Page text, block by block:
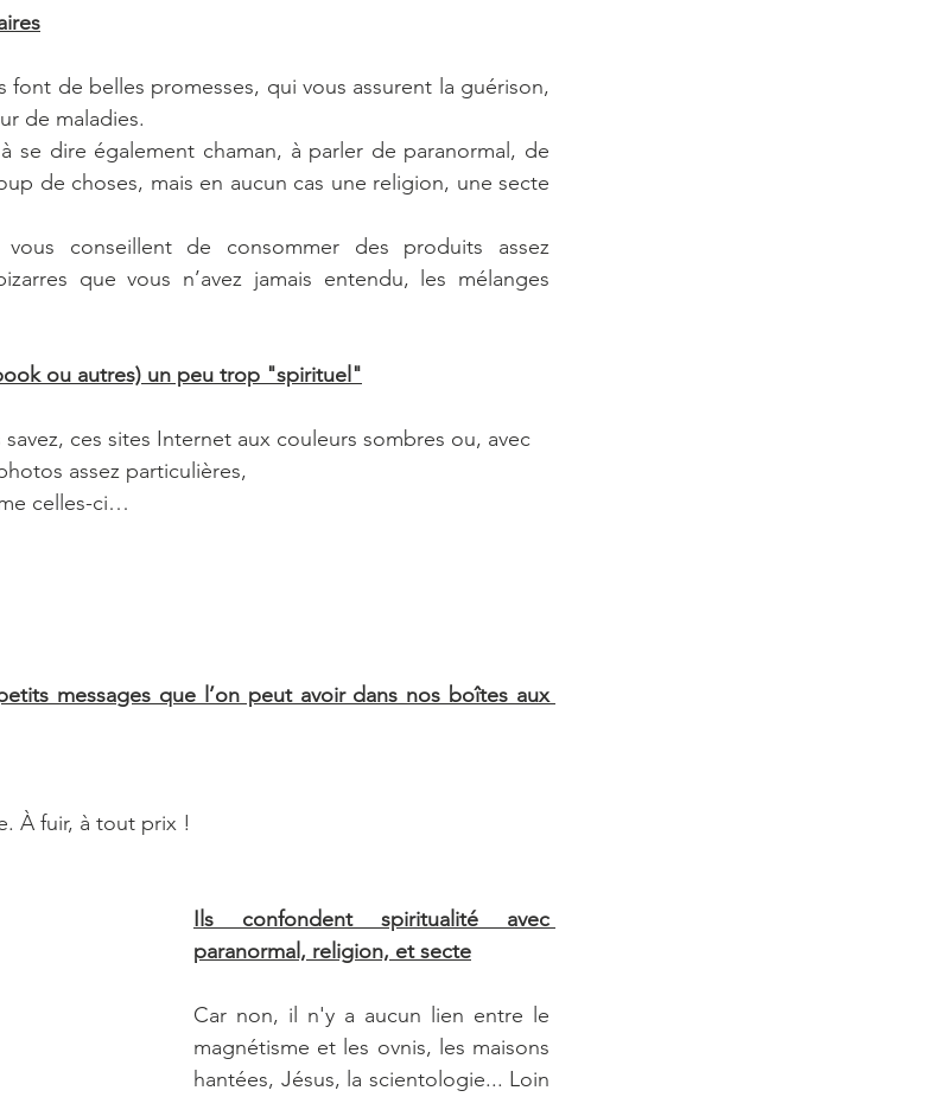
font de belles promesses, qui vous assurent la guérison,
de maladies.
se dire également chaman, à parler de paranormal, de
de choses, mais en aucun cas une religion, une secte
conseillent de consommer des produits assez
que vous n’avez jamais entendu, les mélanges
ou autres) un peu trop "spirituel"
savez, ces sites Internet aux couleurs sombres ou, avec
assez particulières,
celles-ci…
messages que l’on peut avoir dans nos boîtes aux
À fuir, à tout prix !
Ils confondent spiritualité avec
paranormal, religion, et secte
Car non, il n'y a aucun lien entre le
magnétisme et les ovnis, les maisons
hantées, Jésus, la scientologie... Loin